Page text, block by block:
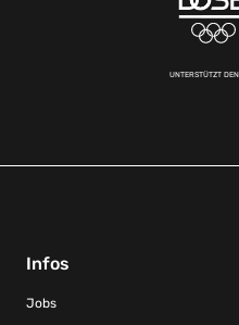
UNTERSTÜTZT
Infos
Jobs